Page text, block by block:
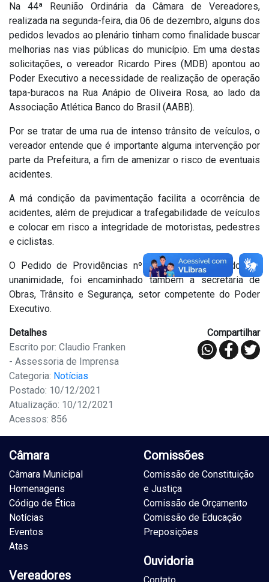
Na 44ª Reunião Ordinária da Câmara de Vereadores,
realizada na segunda-feira, dia 06 de dezembro, alguns dos
pedidos levados ao plenário tinham como finalidade buscar
melhorias nas vias públicas do município. Em uma destas
solicitações, o vereador Ricardo Pires (MDB) apontou ao
Poder Executivo a necessidade de realização de operação
tapa-buracos na Rua Anápio de Oliveira Rosa, ao lado da
Associação Atlética Banco do Brasil (AABB).
Por se tratar de uma rua de intenso trânsito de veículos, o
vereador entende que é importante alguma intervenção por
parte da Prefeitura, a fim de amenizar o risco de eventuais
acidentes.
A má condição da pavimentação facilita a ocorrência de
acidentes, além de prejudicar a trafegabilidade de veículos
e colocar em risco a integridade de motoristas, pedestres
e ciclistas.
O Pedido de Providências nº 1516/2021, aprovado por
unanimidade, foi encaminhado também à secretaria de
Obras, Trânsito e Segurança, setor competente do Poder
Executivo.
Detalhes
Escrito por: Claudio Franken
- Assessoria de Imprensa
Categoria: Notícias
Postado: 10/12/2021
Atualização: 10/12/2021
Acessos: 856
Compartilhar
Câmara
Câmara Municipal
Homenagens
Código de Ética
Notícias
Eventos
Atas
Vereadores
Comissões
Comissão de Constituição
e Justiça
Comissão de Orçamento
Comissão de Educação
Preposições
Ouvidoria